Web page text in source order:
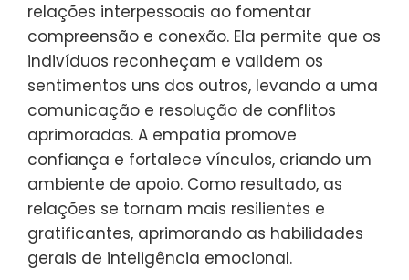
relações interpessoais ao fomentar
compreensão e conexão. Ela permite que os
indivíduos reconheçam e validem os
sentimentos uns dos outros, levando a uma
comunicação e resolução de conflitos
aprimoradas. A empatia promove
confiança e fortalece vínculos, criando um
ambiente de apoio. Como resultado, as
relações se tornam mais resilientes e
gratificantes, aprimorando as habilidades
gerais de inteligência emocional.